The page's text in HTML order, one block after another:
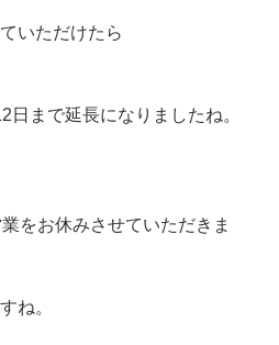
いただけたら
まで延長になりましたね。
をお休みさせていただきま
ね。